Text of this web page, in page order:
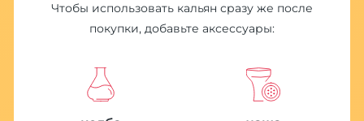
Чтобы использовать кальян сразу же после
покупки, добавьте аксессуары: